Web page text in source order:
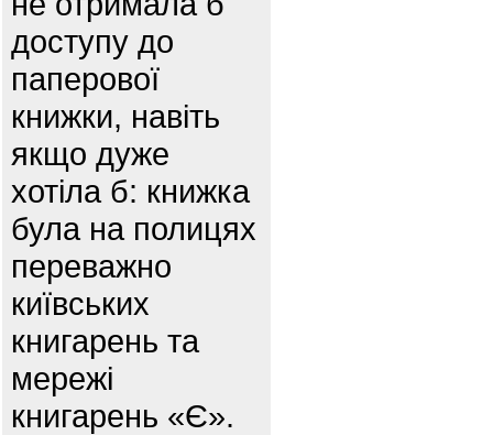
доступу до
паперової
книжки, навіть
якщо дуже
хотіла б: книжка
була на полицях
переважно
київських
книгарень та
мережі
книгарень «Є».